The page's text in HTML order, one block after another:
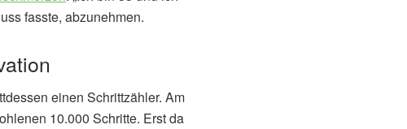
fasste, abzunehmen.
einen Schrittzähler. Am
10.000 Schritte. Erst da